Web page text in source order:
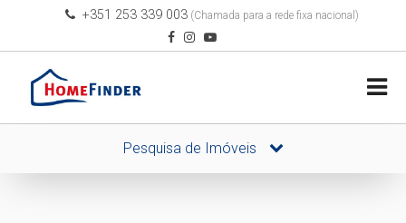
+351 253 339 003(Chamada para a rede fixa nacional)
Pesquisa de Imóveis